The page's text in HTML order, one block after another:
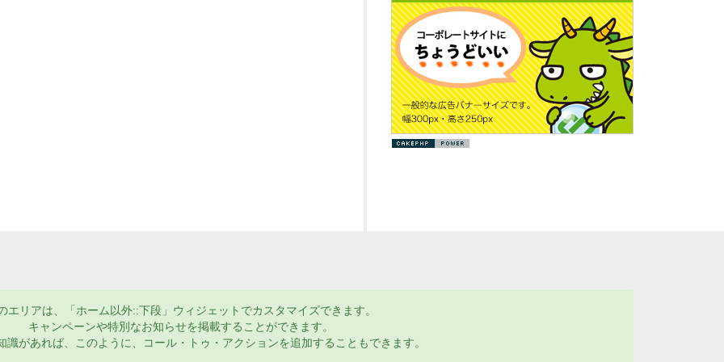
エリアは、「ホーム以外::下段」ウィジェットでカスタマイズできます。
キャンペーンや特別なお知らせを掲載することができます。
識があれば、このように、コール・トゥ・アクションを追加することもできます。